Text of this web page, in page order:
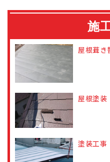
施
屋根葺き
屋根塗装
塗装工事